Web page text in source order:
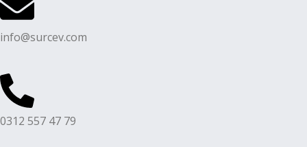
info@surcev.com
0312 557 47 79